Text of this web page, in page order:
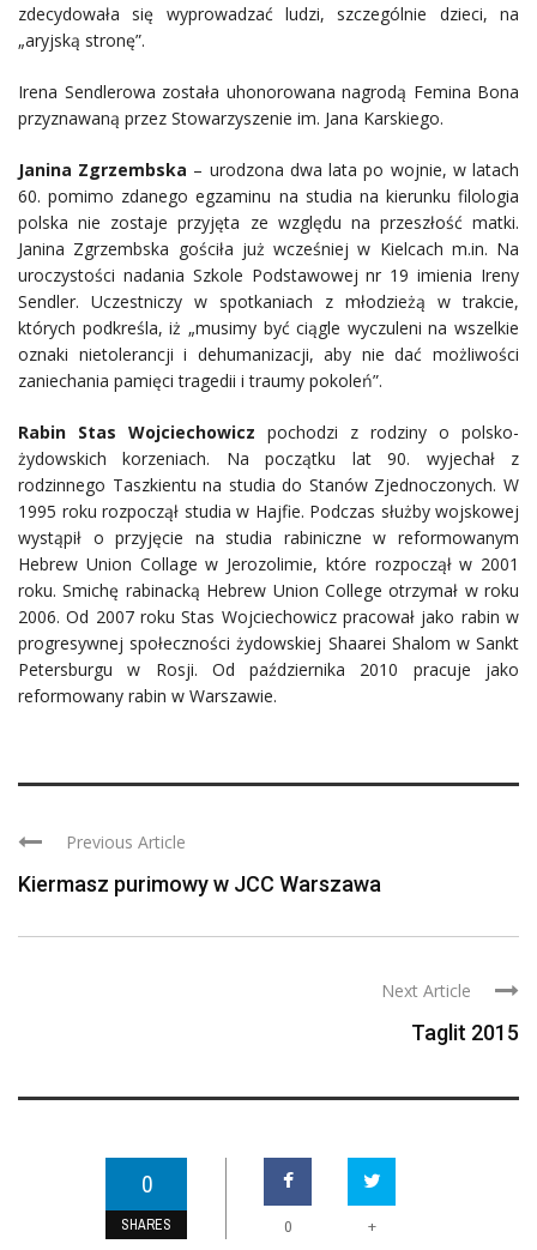
zdecydowała się wyprowadzać ludzi, szczególnie dzieci, na
„aryjską stronę”.
Irena Sendlerowa została uhonorowana nagrodą Femina Bona
przyznawaną przez Stowarzyszenie im. Jana Karskiego.
Janina Zgrzembska – urodzona dwa lata po wojnie, w latach
60. pomimo zdanego egzaminu na studia na kierunku filologia
polska nie zostaje przyjęta ze względu na przeszłość matki.
Janina Zgrzembska gościła już wcześniej w Kielcach m.in. Na
uroczystości nadania Szkole Podstawowej nr 19 imienia Ireny
Sendler. Uczestniczy w spotkaniach z młodzieżą w trakcie,
których podkreśla, iż „musimy być ciągle wyczuleni na wszelkie
oznaki nietolerancji i dehumanizacji, aby nie dać możliwości
zaniechania pamięci tragedii i traumy pokoleń”.
Rabin Stas Wojciechowicz pochodzi z rodziny o polsko-
żydowskich korzeniach. Na początku lat 90. wyjechał z
rodzinnego Taszkientu na studia do Stanów Zjednoczonych. W
1995 roku rozpoczął studia w Hajfie. Podczas służby wojskowej
wystąpił o przyjęcie na studia rabiniczne w reformowanym
Hebrew Union Collage w Jerozolimie, które rozpoczął w 2001
roku. Smichę rabinacką Hebrew Union College otrzymał w roku
2006. Od 2007 roku Stas Wojciechowicz pracował jako rabin w
progresywnej społeczności żydowskiej Shaarei Shalom w Sankt
Petersburgu w Rosji. Od października 2010 pracuje jako
reformowany rabin w Warszawie.
Previous Article
Kiermasz purimowy w JCC Warszawa
Next Article
Taglit 2015
0
SHARES 0 +